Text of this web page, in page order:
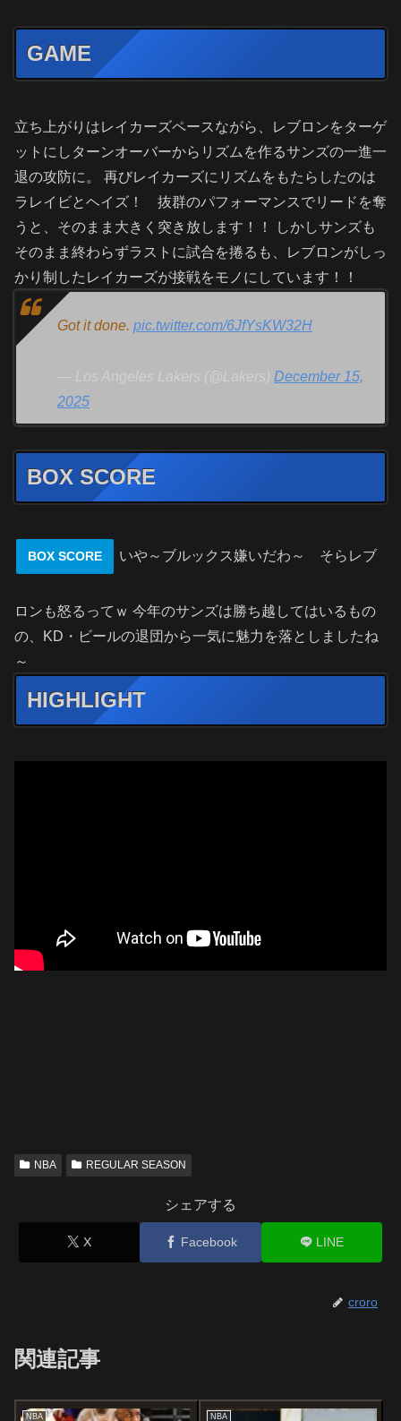
GAME
立ち上がりはレイカーズペースながら、レブロンをターゲ
ットにしターンオーバーからリズムを作るサンズの一進一
退の攻防に。 再びレイカーズにリズムをもたらしたのは
ラレイビとヘイズ！ 抜群のパフォーマンスでリードを奪
うと、そのまま大きく突き放します！！ しかしサンズも
そのまま終わらずラストに試合を捲るも、レブロンがしっ
かり制したレイカーズが接戦をモノにしています！！
Got it done. pic.twitter.com/6JfYsKW32H
— Los Angeles Lakers (@Lakers) December 15,
2025
BOX SCORE
BOX SCORE いや～ブルックス嫌いだわ～ そらレブ
ロンも怒るってｗ 今年のサンズは勝ち越してはいるもの
の、KD・ビールの退団から一気に魅力を落としましたね
～
HIGHLIGHT
NBA REGULAR SEASON
シェアする
X Facebook LINE
croro
関連記事
NBA NBA